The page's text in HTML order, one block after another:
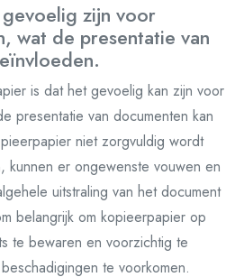
zijn voor
wat de presentatie van
is dat het gevoelig kan zijn voor
presentatie van documenten kan
niet zorgvuldig wordt
er ongewenste vouwen en
uitstraling van het document
belangrijk om kopieerpapier op
te bewaren en voorzichtig te
te voorkomen.